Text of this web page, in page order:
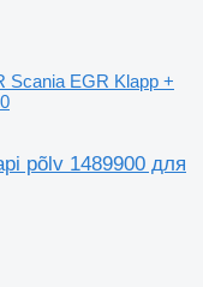
Scania EGR Klapp +
põlv 1489900 для